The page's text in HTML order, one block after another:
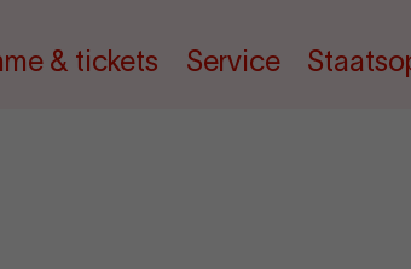
& tickets Service